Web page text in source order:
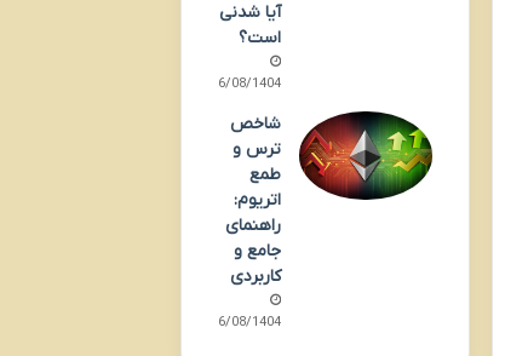
آیا شدنی
است؟
06/08/1404
شاخص
ترس و
طمع
اتریوم:
راهنمای
جامع و
کاربردی
06/08/1404